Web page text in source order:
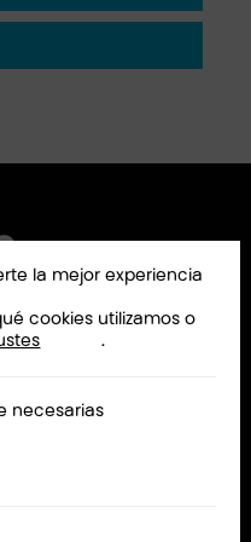
a
a
la mejor experiencia
cookies utilizamos o
.
necesarias